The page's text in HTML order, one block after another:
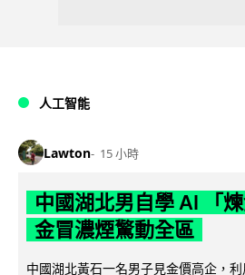
人工智能
Lawton 15 小時
中國湖北男自學 AI 「
金冒濃煙驚動全區
中國湖北黃石一名男子見金價高企，